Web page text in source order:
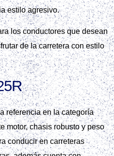
estilo agresivo.
los conductores que desean
de la carretera con estilo
referencia en la categoría
motor, chasis robusto y peso
conducir en carreteras